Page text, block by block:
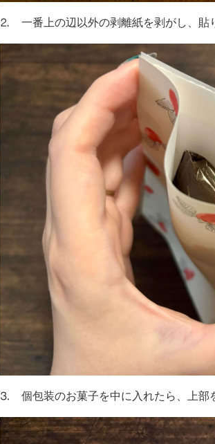
⒉ 一番上の辺以外の剥離紙を剥がし、貼
⒊ 個包装のお菓子を中に入れたら、上部